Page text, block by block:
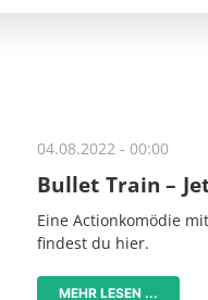
04.08.2022 - 00:00
Bullet Train –
Eine Actionkomödie
findest du hier.
MEHR LESEN ...